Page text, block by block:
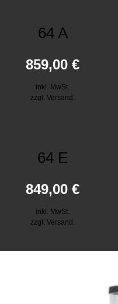
64 A
859,00 €
inkl. MwSt.
zzgl. Versand.
64 E
849,00 €
inkl. MwSt.
zzgl. Versand.